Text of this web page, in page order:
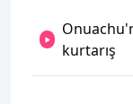
kurtarış